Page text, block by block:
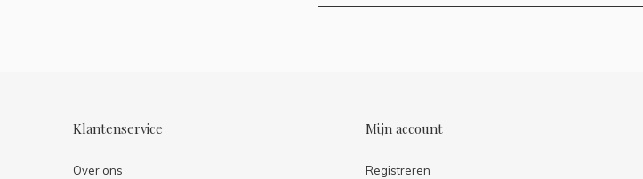
Klantenservice
Over ons
Mijn account
Registreren